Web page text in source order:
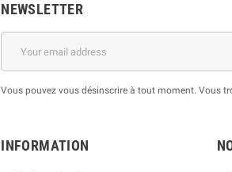
NEWSLETTER
Vous pouvez vous désinscrire à tout moment. Vous
INFORMATION